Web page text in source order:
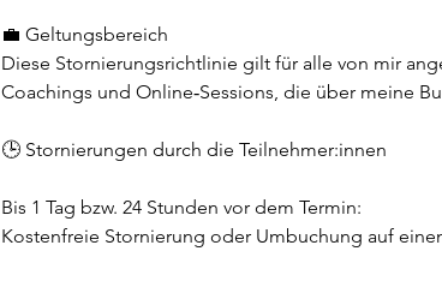
💼 Geltungsbereich
Diese Stornierungsrichtlinie gilt für alle von mir
Coachings und Online‑Sessions, die über meine
🕒 Stornierungen durch die Teilnehmer:innen
Bis 1 Tag bzw. 24 Stunden vor dem Termin:
Kostenfreie Stornierung oder Umbuchung auf